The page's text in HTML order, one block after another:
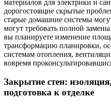
материалов для электрики и
дорогостоящие скрытые
старые домашние системы
могут требовать полной
вы планируете изменение
трансформацию планировки,
системам отопления,
вовремя
Закрытие стен:
подготовка к отделке